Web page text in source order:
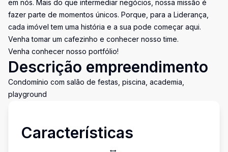
em nós. Mais do que intermediar negócios, nossa missão é
fazer parte de momentos únicos. Porque, para a Liderança,
cada imóvel tem uma história e a sua pode começar aqui.
Venha tomar um cafezinho e conhecer nosso time.
Venha conhecer nosso portfólio!
Descrição empreendimento
Condomínio com salão de festas, piscina, academia,
playground
Características